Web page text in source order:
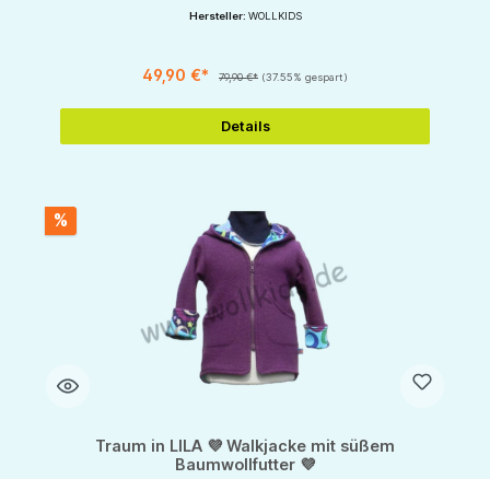
Hersteller: WOLLKIDS
49,90 €* 79,90 €* (37.55% gespart)
Details
%
Traum in LILA 💜 Walkjacke mit süßem
Baumwollfutter 💜